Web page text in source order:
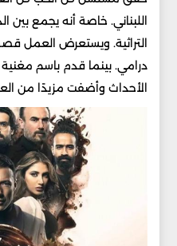
اللبناني. خاصة أنه يجمع بين
التراثية. ويستعرض العمل
درامي. بينما قدم باسم
الأحداث وأضفت مزيدًا من